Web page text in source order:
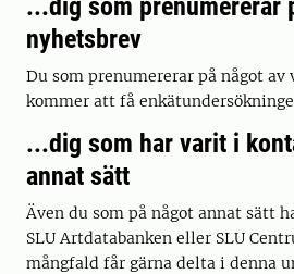
...dig som prenumererar
nyhetsbrev
Du som prenumererar på något av
kommer att få
...dig som har varit i
annat sätt
Även du som på något annat sätt
SLU Artdatabanken eller SLU
mångfald får gärna delta i denna